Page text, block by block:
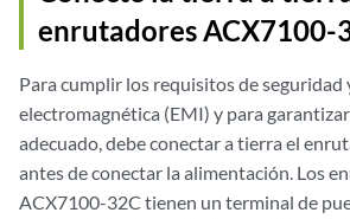
enrutadores ACX7100-
Para cumplir los requisitos de seguridad
electromagnética (EMI) y para
adecuado, debe conectar a tierra el
antes de conectar la alimentación. Los
ACX7100-32C tienen un terminal de